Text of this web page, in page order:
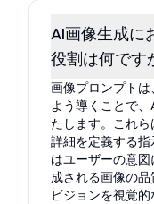
AI画像生成に
役割は何です
画像プロンプト
よう導くことで
たします。これら
詳細を定義する
はユーザーの意
成される画像の
ビジョンを視覚的